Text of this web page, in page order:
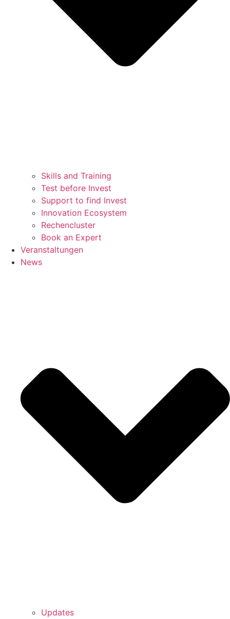
Skills and Training
Test before Invest
Support to find Invest
Innovation Ecosystem
Rechencluster​
Book an Expert
Veranstaltungen
News
Updates